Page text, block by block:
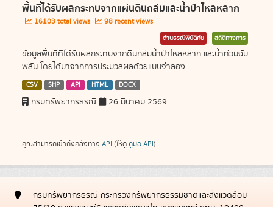
พื้นที่ได้รับผลกระทบจากแผ่นดินถล่มและน้ำป่าไหลหลาก
16103 total views 98 recent views
ด้านธรณีพิบัติภัย สถิติทางการ
ข้อมูลพื้นที่ที่ได้รับผลกระทบจากดินถล่มน้ำป่าไหลหลาก และน้ำท่วมฉับ
พลัน โดยได้มาจากการประมวลผลด้วยแบบจำลอง
CSV SHP API HTML DOCX
กรมทรัพยากรธรณี 26 มีนาคม 2569
คุณสามารถเข้าถึงคลังทาง API (ให้ดู คู่มือ API).
กรมทรัพยากรธรณี กระทรวงทรัพยากรธรรมชาติและสิ่งแวดล้อม